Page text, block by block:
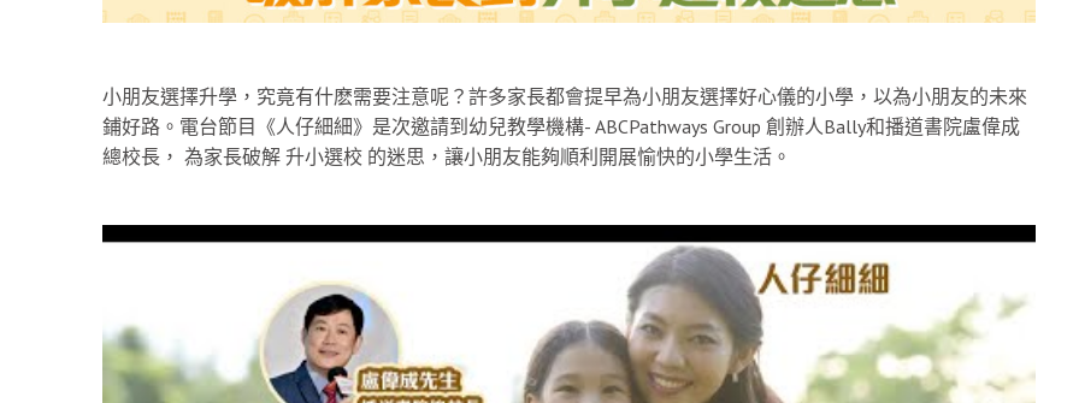
小朋友選擇升學，究竟有什麽需要注意呢？許多家長都會提早為小朋友選擇好心儀的小學，以為小朋友的未來
鋪好路。電台節目《人仔細細》是次邀請到幼兒教學機構- ABCPathways Group 創辦人Bally和播道書院盧偉成
總校長， 為家長破解 升小選校 的迷思，讓小朋友能夠順利開展愉快的小學生活。